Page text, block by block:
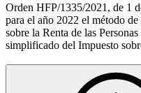
Orden HFP/1335/2021, de 1
para el año 2022 el método
sobre la Renta de las
simplificado del Impuesto